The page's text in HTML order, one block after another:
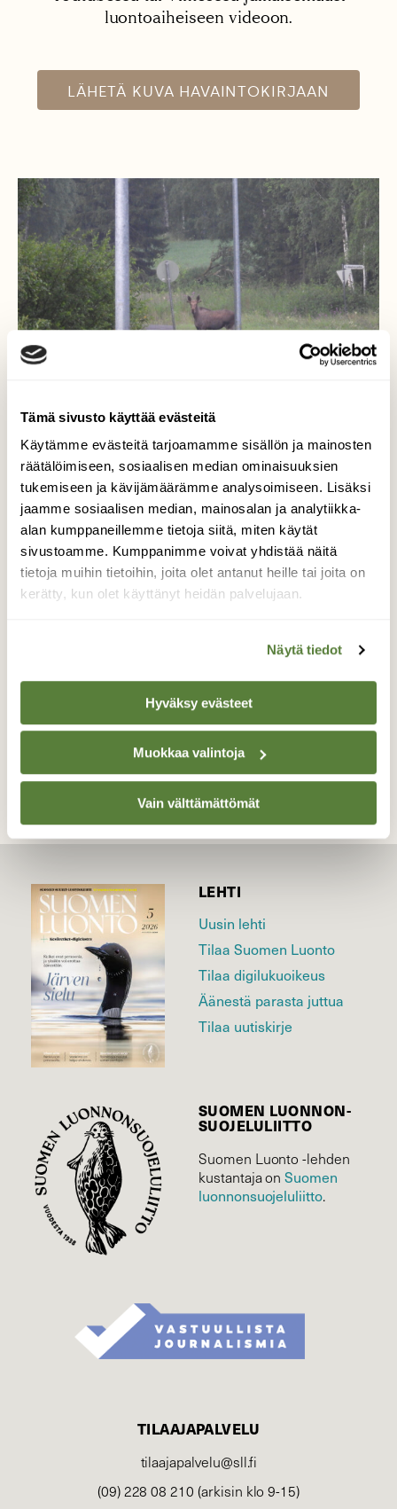
Tämä sivusto käyttää evästeitä
Käytämme evästeitä tarjoamamme sisällön ja mainosten
räätälöimiseen, sosiaalisen median ominaisuuksien
tukemiseen ja kävijämäärämme analysoimiseen. Lisäksi
jaamme sosiaalisen median, mainosalan ja analytiikka-
alan kumppaneillemme tietoja siitä, miten käytät
sivustoamme. Kumppanimme voivat yhdistää näitä
tietoja muihin tietoihin, joita olet antanut heille tai joita on
kerätty, kun olet käyttänyt heidän palvelujaan.
Näytä tiedot
Hyväksy evästeet
Muokkaa valintoja
Vain välttämättömät
luontoaiheiseen videoon.
LÄHETÄ KUVA HAVAINTOKIRJAAN
Hirvi
Hirvi pistäytyi tiellä rauhallisena aamuyön
hetkenä
TAKAISIN LISTAAN
LEHTI
Uusin lehti
Tilaa Suomen Luonto
Tilaa digilukuoikeus
Äänestä parasta juttua
Tilaa uutiskirje
SUOMEN LUONNON­
SUOJELU­LIITTO
Suomen Luonto -lehden
kustantaja onSuomen
luonnonsuojelu­liitto.
TILAAJAPALVELU
tilaajapalvelu@sll.fi
(09) 228 08 210 (arkisin klo 9-15)